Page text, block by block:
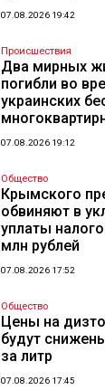
07.08.2026 19:42
Происшествия
Два мирных
погибли во
украинских
07.08.2026 19:12
Общество
Крымского
обвиняют в
уплаты
млн рублей
07.08.2026 17:52
Общество
Цены на
будут
за литр
07.08.2026 17:45